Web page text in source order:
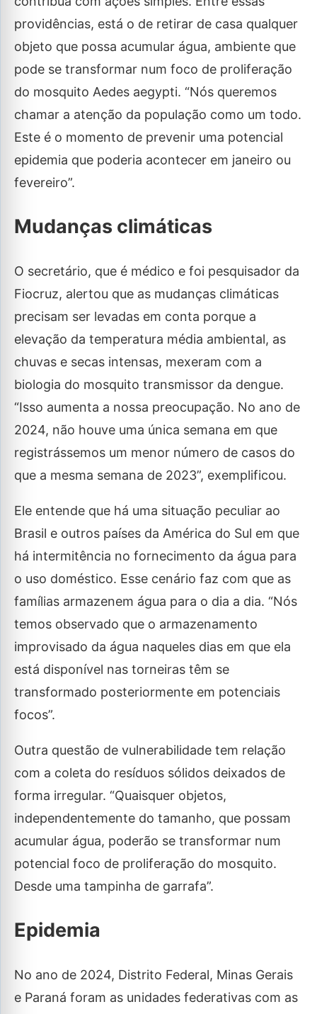
providências, está o de retirar de casa qualquer
objeto que possa acumular água, ambiente que
pode se transformar num foco de proliferação
do mosquito Aedes aegypti. “Nós queremos
chamar a atenção da população como um todo.
Este é o momento de prevenir uma potencial
epidemia que poderia acontecer em janeiro ou
fevereiro”.
Mudanças climáticas
O secretário, que é médico e foi pesquisador da
Fiocruz, alertou que as mudanças climáticas
precisam ser levadas em conta porque a
elevação da temperatura média ambiental, as
chuvas e secas intensas, mexeram com a
biologia do mosquito transmissor da dengue.
“Isso aumenta a nossa preocupação. No ano de
2024, não houve uma única semana em que
registrássemos um menor número de casos do
que a mesma semana de 2023”, exemplificou.
Ele entende que há uma situação peculiar ao
Brasil e outros países da América do Sul em que
há intermitência no fornecimento da água para
o uso doméstico. Esse cenário faz com que as
famílias armazenem água para o dia a dia. “Nós
temos observado que o armazenamento
improvisado da água naqueles dias em que ela
está disponível nas torneiras têm se
transformado posteriormente em potenciais
focos”.
Outra questão de vulnerabilidade tem relação
com a coleta do resíduos sólidos deixados de
forma irregular. “Quaisquer objetos,
independentemente do tamanho, que possam
acumular água, poderão se transformar num
potencial foco de proliferação do mosquito.
Desde uma tampinha de garrafa”.
Epidemia
No ano de 2024, Distrito Federal, Minas Gerais
e Paraná foram as unidades federativas com as